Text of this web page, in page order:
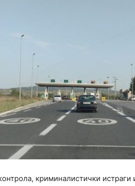
криминалистички